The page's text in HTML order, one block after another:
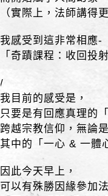
（實際上，法師講得
我感受到這非常相應-
「奇蹟課程：收回投
/
我目前的感受是，
只要是有回應真理的
跨越宗教信仰，無論
其中的「一心 & 一體
因此今天早上，
可以有殊勝因緣參加